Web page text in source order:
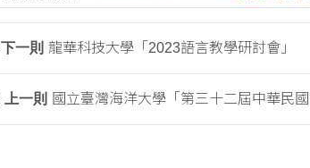
下一則 龍華科技大學「2023語言教學研討會」
上一則 國立臺灣海洋大學「第三十二屆中華民